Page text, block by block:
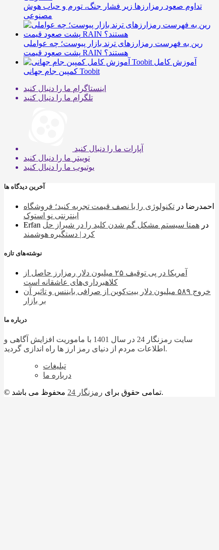
تداوم صعود رمزارزها زیر فشار جنگ، تورم و حباب هوش
مصنوعی
رین به فهرست رمزارزهای ترند بازار پیوست؛ چه عواملی
پشت صعود قیمت RAIN هستند؟
آموزش کامل
کمپین جام جهانی Toobit
اینستاگرام ما را دنبال کنید
تلگرام ما را دنبال کنید
آپارات ما را دنبال کنید
توییتر ما را دنبال کنید
یوتیوب ما را دنبال کنید
آخرین دیدگاه ها
احمدرضا در تکنولوژی را با نصف قیمت تجربه کنید؛ فروشگاه
اینترنتی نو استوک
Erfan
در همتا سیستم مشکل گم شدن کلید را در شیراز حل
کرد | دستگیره هوشمند
نوشته‌های تازه
آمریکا در پی توقیف ۲۵ میلیون دلار رمزارز حاصل از
کلاهبرداری‌های عاشقانه است
خروج ۵۸۹ میلیون دلار بیت‌کوین از صرافی بایننس و تاثیر آن
بر بازار
درباره ما
سایت رمزنگار 24 در سال 1401 با ماموریت افزایش آگاهی و
اطلاعات مردم از دنیای رمز ارز ها راه اندازی گردید.
تبلیغات
درباره ما
© تمامی حقوق برای رمزنگار 24 محفوظ می باشد.